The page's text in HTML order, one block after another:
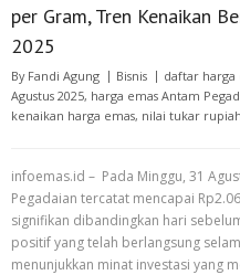
per Gram, Tren Kenaikan
2025
By Fandi Agung Bisnis daftar harga
Agustus 2025, harga emas Antam
kenaikan harga emas, nilai tukar rupiah
infoemas.id – Pada Minggu, 31
Pegadaian tercatat mencapai
signifikan dibandingkan hari
positif yang telah berlangsung
menunjukkan minat investasi yang